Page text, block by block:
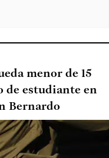
menor de 15
de estudiante en
Bernardo